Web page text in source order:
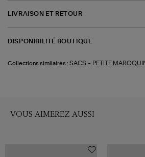
LIVRAISON ET RETOUR
DISPONIBILITÉ BOUTIQUE
Collections similaires : SACS - PETITE
VOUS AIMEREZ AUSSI